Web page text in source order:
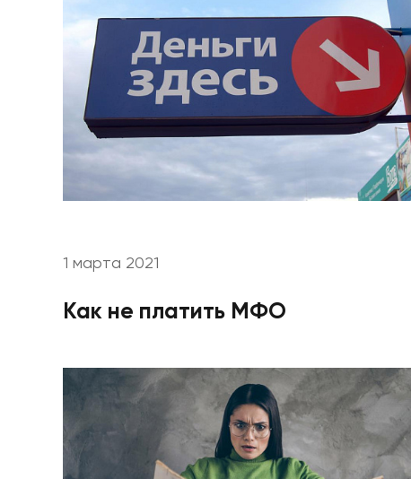
1 марта 2021
Как не платить МФО